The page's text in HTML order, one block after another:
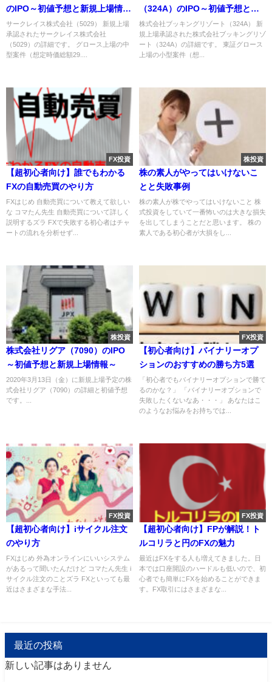
のIPO～初値予想と新規上場情報
～
サークレイス株式会社（5029） 新規上場
承認されたサークレイス株式会社
（5029）の詳細です。 グロース上場の中
型案件（想定時価総額29....
（324A）のIPO～初値予想と新
規上場情報～
株式会社ブッキングリゾート（324A） 新
規上場承認された株式会社ブッキングリゾ
ート（324A）の詳細です。 東証グロース
上場の小型案件（想...
FX投資
【超初心者向け】誰でもわかる
FXの自動売買のやり方
FXはじめ 自動売買について教えて欲しい
な コマたん先生 自動売買について詳しく
説明するズラ FXで失敗する初心者はチャ
ートの流れを分析せず...
株投資
株の素人がやってはいけないこ
とと失敗事例
株の素人が株でやってはいけないこと 株
式投資をしていて一番怖いのは大きな損失
を出してしまうことだと思います。 株の
素人である初心者が大損をし...
株投資
株式会社リグア（7090）のIPO
～初値予想と新規上場情報～
2020年3月13日（金）に新規上場予定の株
式会社リグア（7090）の詳細と初値予想
です。...
FX投資
【初心者向け】バイナリーオプ
ションのおすすめの勝ち方5選
「初心者でもバイナリーオプションで勝て
るのかな？」 「バイナリーオプションで
失敗したくないなあ・・・」 あなたはこ
のようなお悩みをお持ちでは...
FX投資
【超初心者向け】iサイクル注文
のやり方
FXはじめ 外為オンラインにいいシステム
があるって聞いたんだけど コマたん先生 i
サイクル注文のことズラ FXといっても最
近はさまざまな手法...
FX投資
【超初心者向け】FPが解説！ト
ルコリラと円のFXの魅力
最近はFXをする人も増えてきました。日
本では口座開設のハードルも低いので、初
心者でも簡単にFXを始めることができま
す。FX取引にはさまざまな...
最近の投稿
新しい記事はありません